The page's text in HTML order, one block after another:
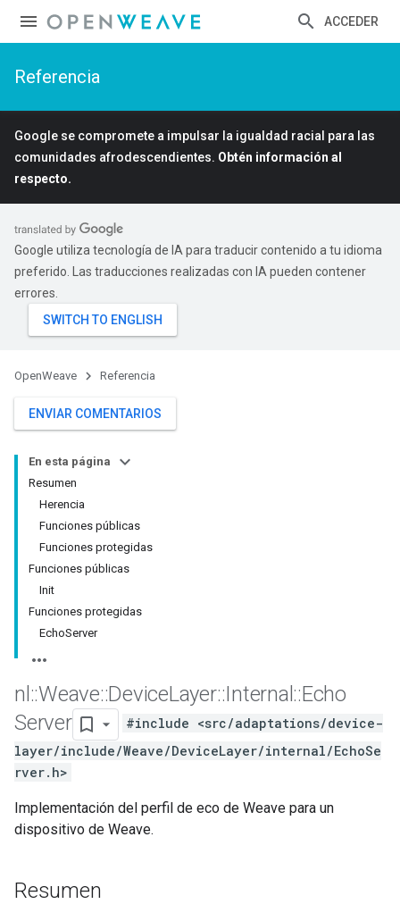
ACCEDER
Referencia
Google se compromete a impulsar la igualdad racial para las
comunidades afrodescendientes. Obtén información al
respecto.
Google utiliza tecnología de IA para traducir contenido a tu idioma
preferido. Las traducciones realizadas con IA pueden contener
errores.
OpenWeave Referencia
ENVIAR COMENTARIOS
En esta página
Resumen
Herencia
Funciones públicas
Funciones protegidas
Funciones públicas
Init
Funciones protegidas
EchoServer
nl ::Weave::DeviceLayer::Internal ::Echo
Server
#include <src/adaptations/device-
layer/include/Weave/DeviceLayer/internal/EchoSe
rver.h>
Implementación del perfil de eco de Weave para un
dispositivo de Weave.
Resumen